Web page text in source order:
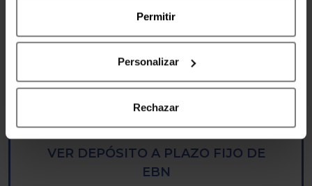
Permitir
Personalizar
Rechazar
Una vez contratado, el banco te facilitará el
acceso para hacer seguimiento. Asegúrate
de conservar toda la información sobre las
condiciones pactadas.
VER DEPÓSITO A PLAZO FIJO DE
EBN